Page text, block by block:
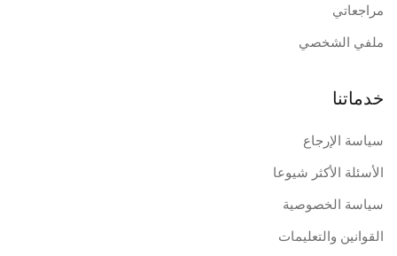
مراجعاتي
ملفي الشخصي
خدماتنا
سياسة الإرجاع
الأسئلة الأكثر شيوعا
سياسة الخصوصية
القوانين والتعليمات